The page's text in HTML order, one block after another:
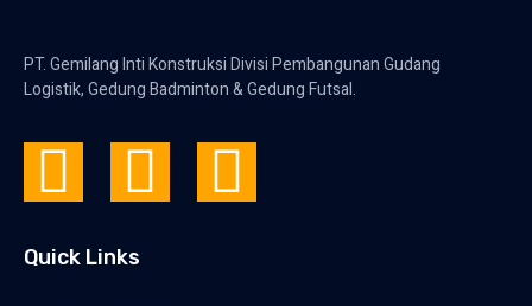
PT. Gemilang Inti Konstruksi Divisi Pembangunan Gudang
Logistik, Gedung Badminton & Gedung Futsal.
Quick Links